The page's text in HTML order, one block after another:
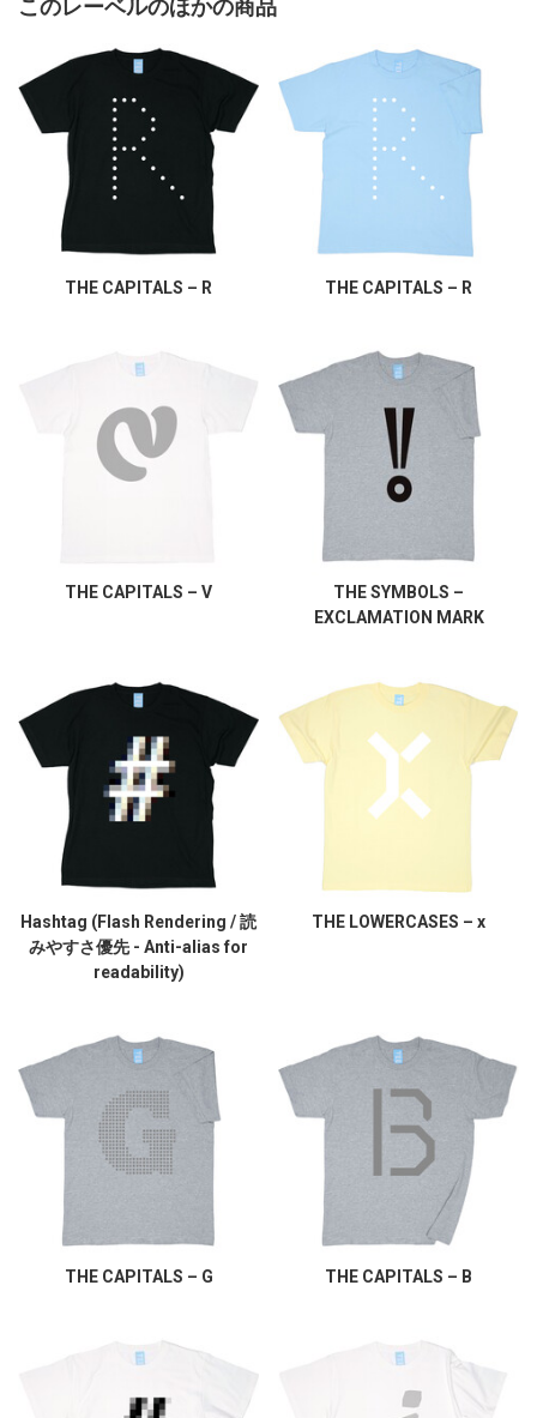
このレーベルのほかの商品
THE CAPITALS – R THE CAPITALS – R
THE CAPITALS – V
THE SYMBOLS –
EXCLAMATION MARK
Hashtag (Flash Rendering / 読
みやすさ優先 - Anti-alias for
readability)
THE LOWERCASES – x
THE CAPITALS – G THE CAPITALS – B